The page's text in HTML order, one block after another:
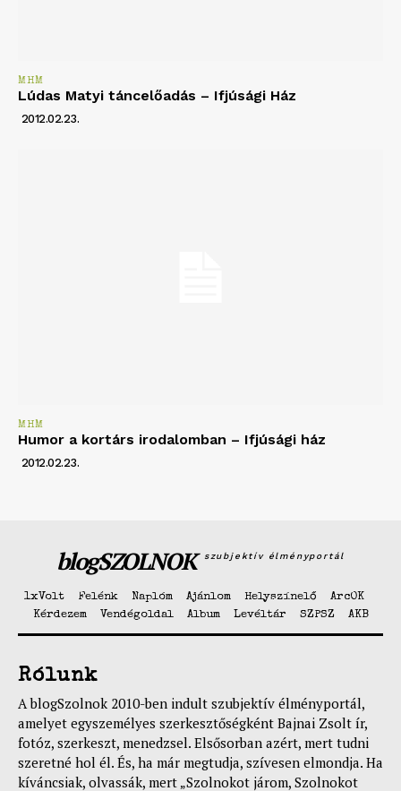
MHM
Lúdas Matyi táncelőadás – Ifjúsági Ház
2012.02.23.
MHM
Humor a kortárs irodalomban – Ifjúsági ház
2012.02.23.
blogSZOLNOK szubjektív élményportál
1xVolt Felénk Naplóm Ajánlom Helyszínelő
ArcOK
Kérdezem
Vendégoldal Album Levéltár SZPSZ AKB
Rólunk
A blogSzolnok 2010-ben indult szubjektív élményportál,
amelyet egyszemélyes szerkesztőségként Bajnai Zsolt ír,
fotóz, szerkeszt, menedzsel. Elsősorban azért, mert tudni
szeretné hol él. És, ha már megtudja, szívesen elmondja. Ha
kíváncsiak, olvassák, mert „Szolnokot járom, Szolnokot